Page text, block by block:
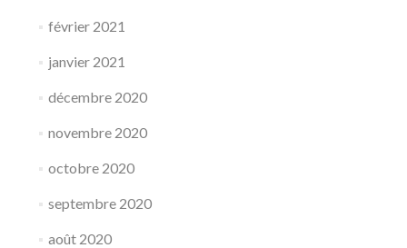
février 2021
janvier 2021
décembre 2020
novembre 2020
octobre 2020
septembre 2020
août 2020